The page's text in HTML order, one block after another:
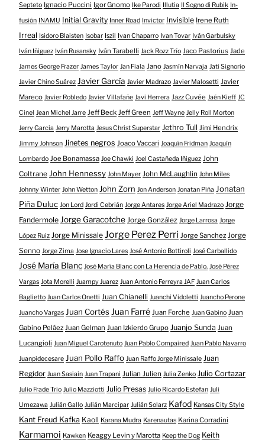
Septeto Ignacio Puccini Igor Gnomo Ike Parodi Illutia Il Sogno di Rubik In-
fusión INAMU Initial Gravity Inner Road Invictor Invisible Irene Ruth
Irreal Isidoro Blaisten Isobar Iszil Ivan Chaparro Ivan Tovar Iván Garbulsky
Iván Iñiguez Iván Rusansky Iván Tarabelli Jack Rozz Trío Jaco Pastorius Jade
James George Frazer James Taylor Jan Fiala Jano Jasmín Narvaja Jati Signorio
Javier Chino Suárez Javier García Javier Madrazo Javier Malosetti Javier
Mareco Javier Robledo Javier Villafañe Javi Herrera Jazz Cuvée Jaén Kieff JC
Cinel Jean Michel Jarre Jeff Beck Jeff Green Jeff Wayne Jelly Roll Morton
Jerry Garcia Jerry Marotta Jesus Christ Superstar Jethro Tull Jimi Hendrix
Jimmy Johnson Jinetes negros Joaco Vaccari Joaquín Fridman Joaquín
Lombardo Joe Bonamassa Joe Chawki Joel Castañeda Iñiguez John
Coltrane John Hennessy John Mayer John McLaughlin John Miles
Johnny Winter John Wetton John Zorn Jon Anderson Jonatan Piña Jonatan
Piña Duluc Jon Lord Jordi Cebrián Jorge Antares Jorge Ariel Madrazo Jorge
Fandermole Jorge Garacotche Jorge González Jorge Larrosa Jorge
López Ruiz Jorge Minissale Jorge Perez Perri Jorge Sanchez Jorge
Senno Jorge Zima Jose Ignacio Lares José Antonio Bottiroli José Carballido
José María Blanc José María Blanc con La Herencia de Pablo. José Pérez
Vargas Jota Morelli Juampy Juarez Juan Antonio Ferreyra JAF Juan Carlos
Baglietto Juan Carlos Onetti Juan Chianelli Juanchi Vidoletti Juancho Perone
Juancho Vargas Juan Cortés Juan Farré Juan Forche Juan Gabino Juan
Gabino Peláez Juan Gelman Juan Izkierdo Grupo Juanjo Sunda Juan
Lucangioli Juan Miguel Carotenuto Juan Pablo Compaired Juan Pablo Navarro
Juanpidecesare Juan Pollo Raffo Juan Raffo Jorge Minissale Juan
Regidor Juan Sasiain Juan Trapani Julian Julien Julia Zenko Julio Cortazar
Julio Frade Trio Julio Mazziotti Julio Presas Julio Ricardo Estefan Juli
Umezawa Julián Gallo Julián Marcipar Julián Solarz Kafod Kansas City Style
Kant Freud Kafka Kaoll Karana Mudra Karenautas Karina Corradini
Karmamoi Kawken Keaggy Levin y Marotta Keep the Dog Keith